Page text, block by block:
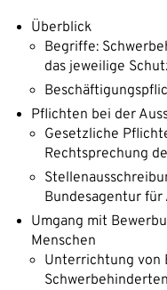
Überblick
Begriffe:
das jeweilige
Pflichten bei der
Gesetzliche
Rechtsprechung
Bundesagentur für
Umgang mit
Menschen
Unterrichtung von